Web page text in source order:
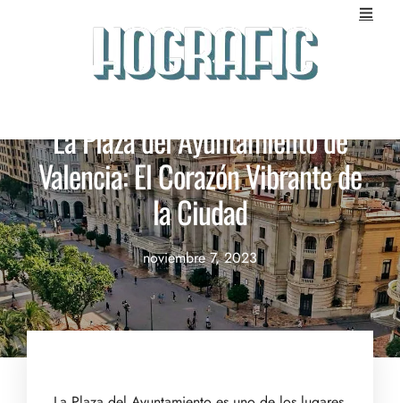
La Plaza del Ayuntamiento de
Valencia: El Corazón Vibrante de
la Ciudad
noviembre 7, 2023